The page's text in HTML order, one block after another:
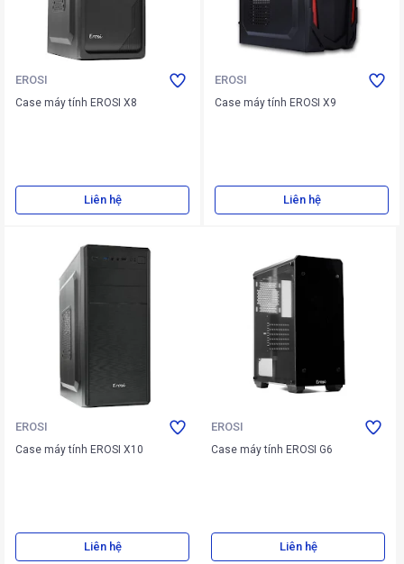
EROSI
Case máy tính EROSI X8
Liên hệ
EROSI
Case máy tính EROSI X9
Liên hệ
EROSI
Case máy tính EROSI X10
Liên hệ
EROSI
Case máy tính EROSI G6
Liên hệ